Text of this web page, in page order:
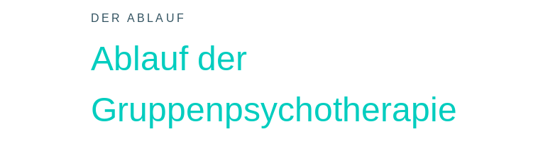
DER ABLAUF
Ablauf der
Gruppenpsychotherapie